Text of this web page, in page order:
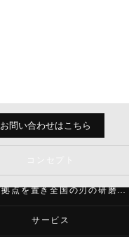
お問い合わせはこちら
千葉に拠点を置き全国の刃の研磨・再研磨をする「三起ブレード株式会社」が必要とされる理由
サービス